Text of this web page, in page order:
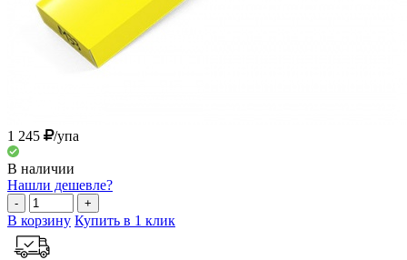
1 245 /упа
В наличии
Нашли дешевле?
- +
В корзину Купить в 1 клик